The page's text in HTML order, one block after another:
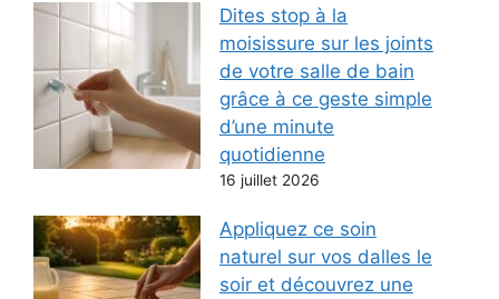
Dites stop à la
moisissure sur les joints
de votre salle de bain
grâce à ce geste simple
d’une minute
quotidienne
16 juillet 2026
Appliquez ce soin
naturel sur vos dalles le
soir et découvrez une